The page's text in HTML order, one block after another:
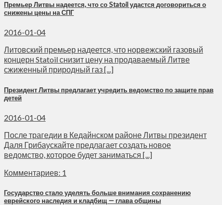
Премьер Литвы надеется, что со Statoil удастся договориться о
снижены цены на СПГ
2016-01-04
Литовский премьер надеется, что норвежский газовый
концерн Statoil снизит цену на продаваемый Литве
сжиженный природный газ [...]
Президент Литвы предлагает учредить ведомство по защите прав
детей
2016-01-04
После трагедии в Кедайнском районе Литвы президент
Даля Грибаускайте предлагает создать новое
ведомство, которое будет заниматься [...]
Комментариев: 1
Государство стало уделять больше внимания сохранению
еврейского наследия и кладбищ — глава общины